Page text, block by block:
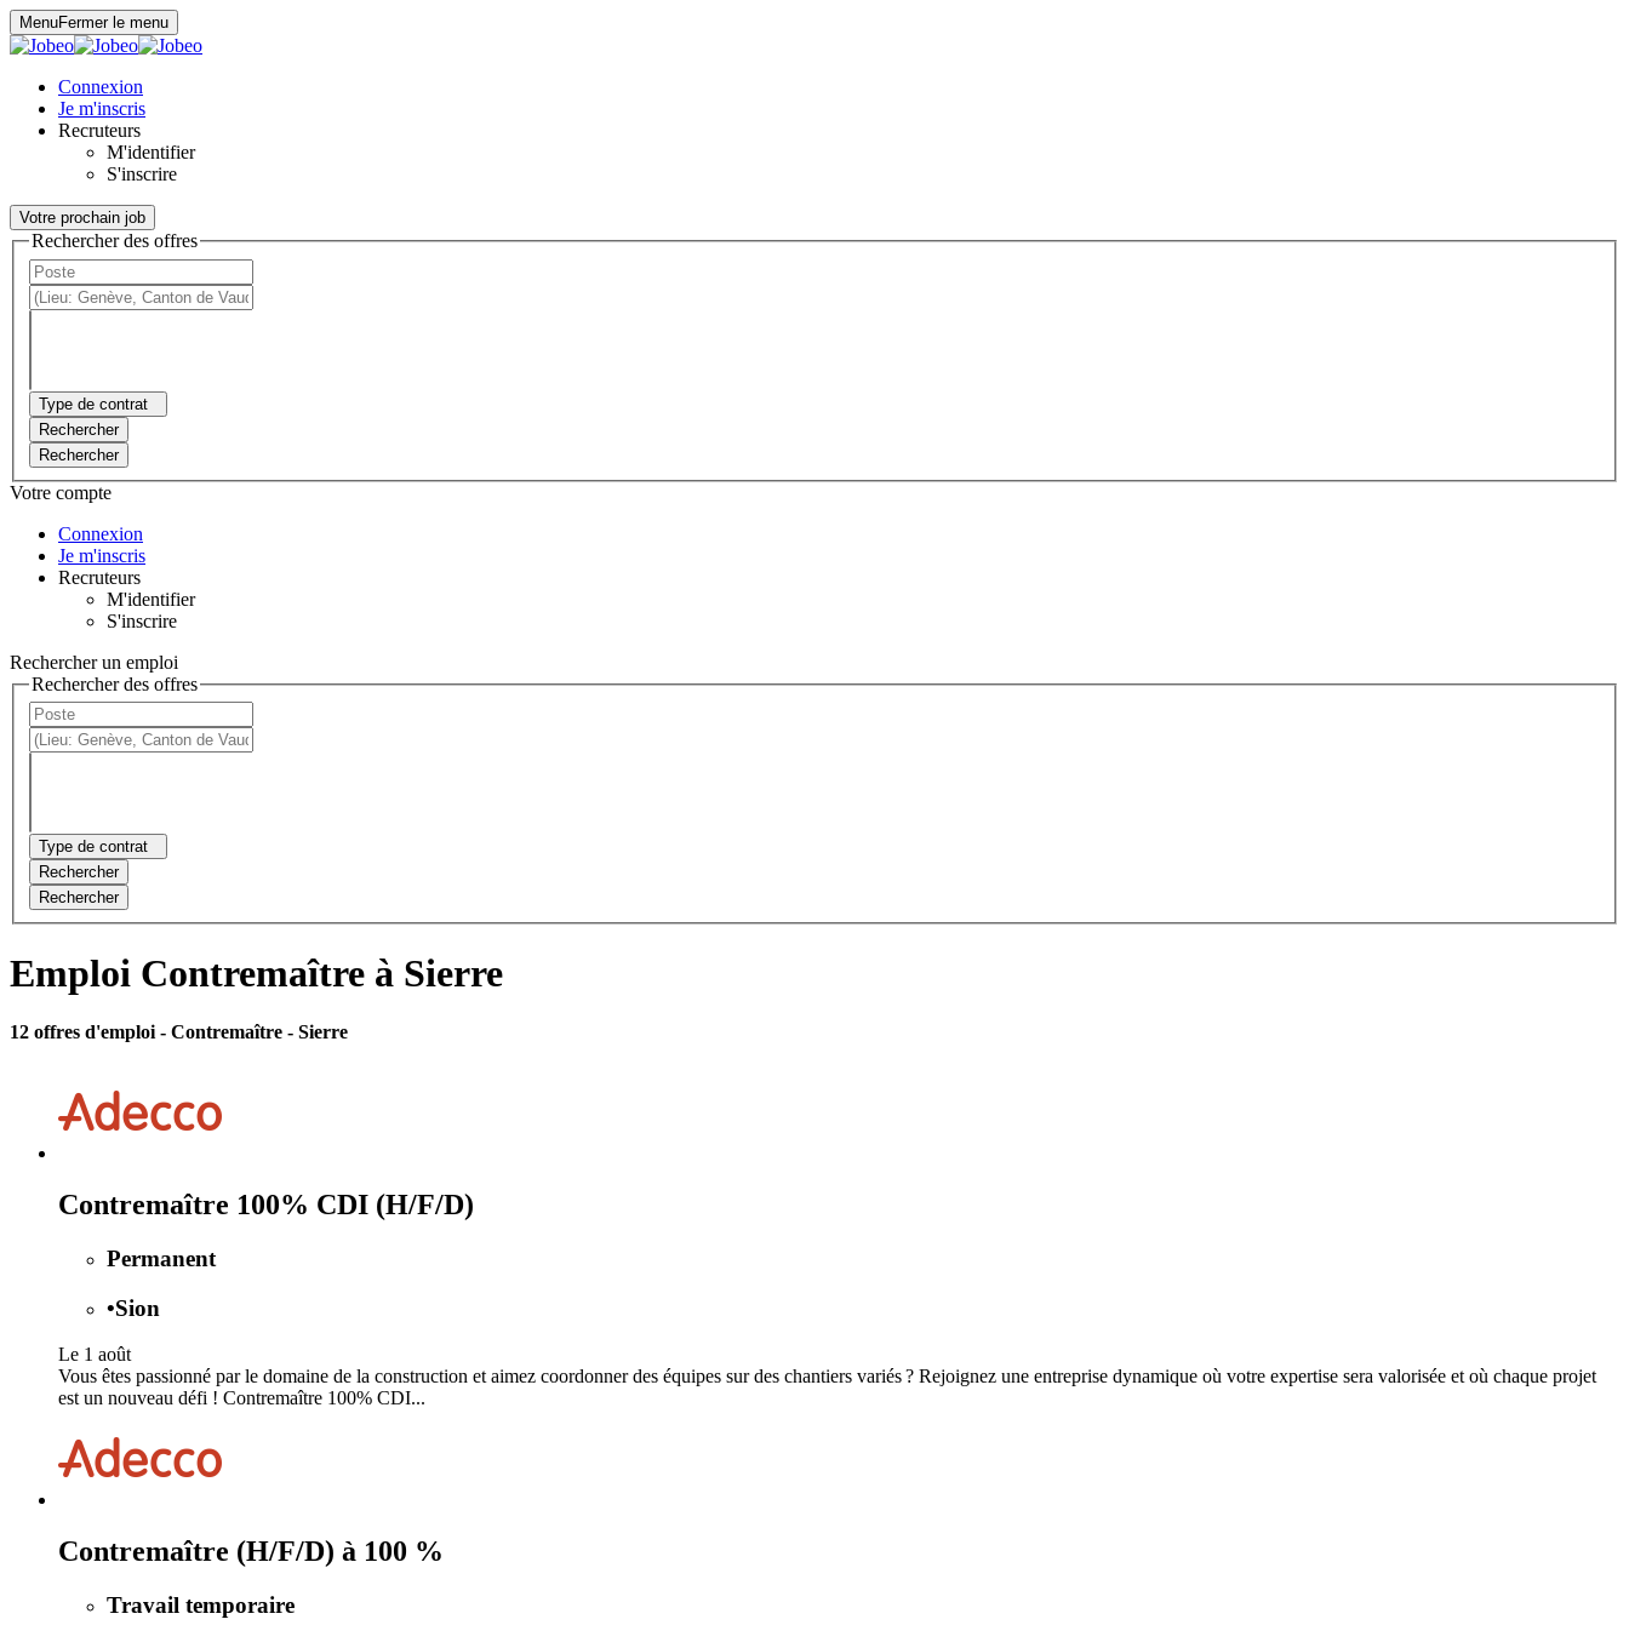
MenuFermer le menu
Connexion
Je m'inscris
Recruteurs
M'identifier
S'inscrire
Votre prochain job
Rechercher des offres
Type de contrat
Rechercher
Rechercher
Votre compte
Connexion
Je m'inscris
Recruteurs
M'identifier
S'inscrire
Rechercher un emploi
Rechercher des offres
Type de contrat
Rechercher
Rechercher
Emploi Contremaître à Sierre
12 offres d'emploi - Contremaître - Sierre
Contremaître 100% CDI (H/F/D)
Permanent
•Sion
Le 1 août
Vous êtes passionné par le domaine de la construction et aimez coordonner des équipes sur des chantiers variés ? Rejoignez une entreprise dynamique où votre expertise sera valorisée et où chaque projet
est un nouveau défi ! Contremaître 100% CDI...
Contremaître (H/F/D) à 100 %
Travail temporaire
Panneau de gestion des cookies